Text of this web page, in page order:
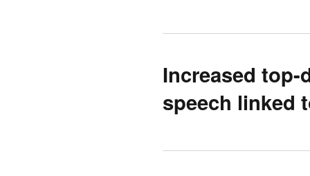
Increased
speech linked